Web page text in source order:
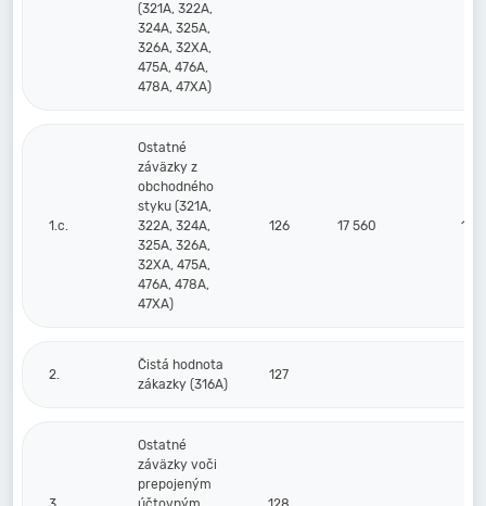
(321A, 322A,
324A, 325A,
326A, 32XA,
475A, 476A,
478A, 47XA)
1.c.
Ostatné
záväzky z
obchodného
styku (321A,
322A, 324A,
325A, 326A,
32XA, 475A,
476A, 478A,
47XA)
126 17 560 14
2.
Čistá hodnota
zákazky (316A)
127
Ostatné
záväzky voči
prepojeným